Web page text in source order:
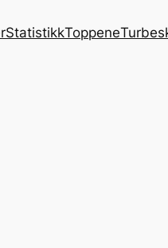
StatistikkToppene